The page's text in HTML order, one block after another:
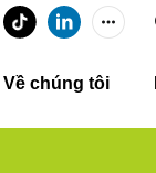
Về chúng tôi